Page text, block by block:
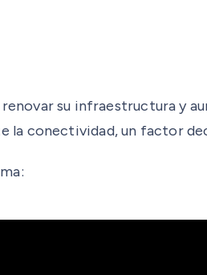
su infraestructura y
conectividad, un factor